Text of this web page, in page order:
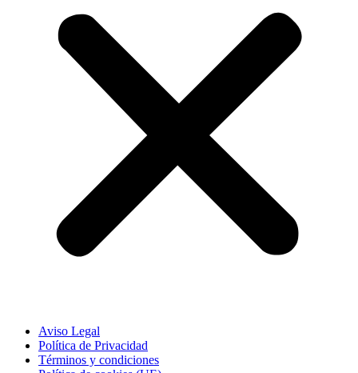
Aviso Legal
Política de Privacidad
Términos y condiciones